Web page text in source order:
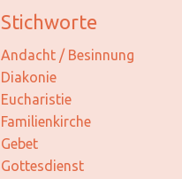
Stichworte
Andacht / Besinnung
Diakonie
Eucharistie
Familienkirche
Gebet
Gottesdienst